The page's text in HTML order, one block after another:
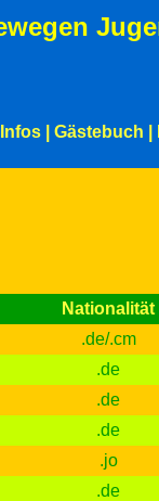
Infos Gästebuch
Nationalität
.de/.cm
.de
.de
.de
.jo
.de